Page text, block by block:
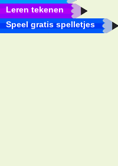
Leren tekenen
Speel gratis spelletjes